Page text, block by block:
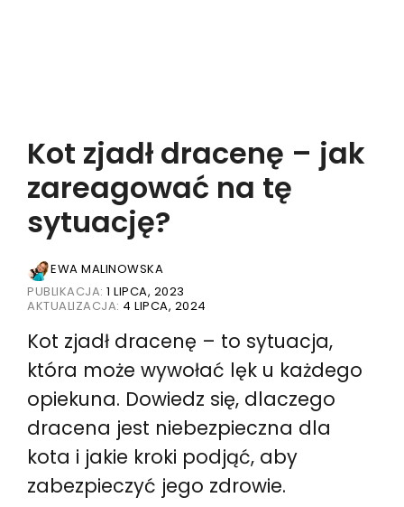
Kot zjadł dracenę – jak
zareagować na tę
sytuację?
EWA MALINOWSKA
PUBLIKACJA: 1 LIPCA, 2023
AKTUALIZACJA: 4 LIPCA, 2024
Kot zjadł dracenę – to sytuacja,
która może wywołać lęk u każdego
opiekuna. Dowiedz się, dlaczego
dracena jest niebezpieczna dla
kota i jakie kroki podjąć, aby
zabezpieczyć jego zdrowie.